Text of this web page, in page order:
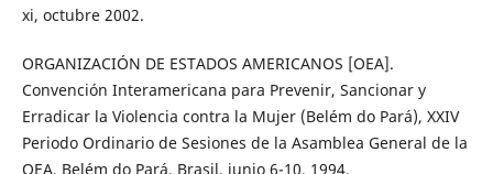
xi, octubre 2002.
ORGANIZACIÓN DE ESTADOS AMERICANOS [OEA].
Convención Interamericana para Prevenir, Sancionar y
Erradicar la Violencia contra la Mujer (Belém do Pará), XXIV
Periodo Ordinario de Sesiones de la Asamblea General de la
OEA, Belém do Pará, Brasil, junio 6-10, 1994.